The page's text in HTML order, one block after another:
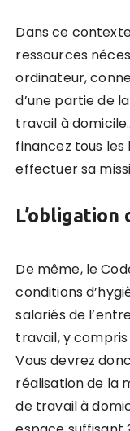
Dans ce
ressources
ordinateur,
d’une partie de
travail à
financez tous
effectuer sa
L’obligation
De même, le
conditions
salariés de
travail, y compris
Vous devrez
réalisation de la
de travail à